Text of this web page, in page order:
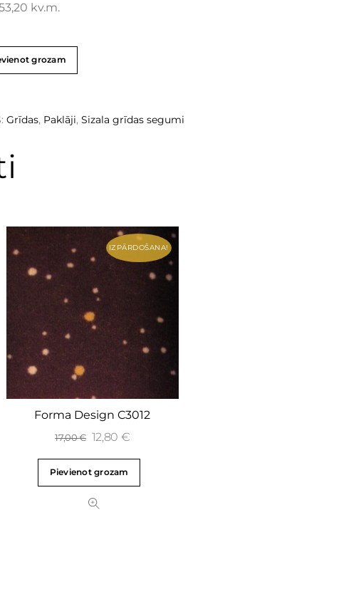
kv.m.
grozam
Grīdas, Paklāji,Sizala grīdas segumi
IZPĀRDOŠANA!
Forma Design C3012
17,00€ 12,80 €
Pievienot grozam